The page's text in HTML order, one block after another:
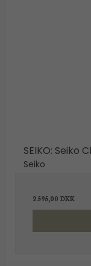
SEIKO: Seiko
Seiko
2.595,00 DKK